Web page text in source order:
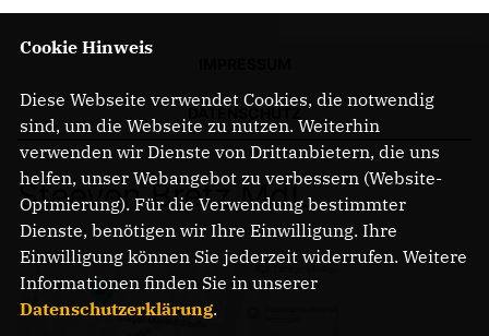
Steeven Bretz MdL
Cookie Hinweis
Diese Webseite verwendet Cookies, die notwendig
sind, um die Webseite zu nutzen. Weiterhin
verwenden wir Dienste von Drittanbietern, die uns
helfen, unser Webangebot zu verbessern (Website-
Optmierung). Für die Verwendung bestimmter
Dienste, benötigen wir Ihre Einwilligung. Ihre
Einwilligung können Sie jederzeit widerrufen. Weitere
Informationen finden Sie in unserer
Datenschutzerklärung.